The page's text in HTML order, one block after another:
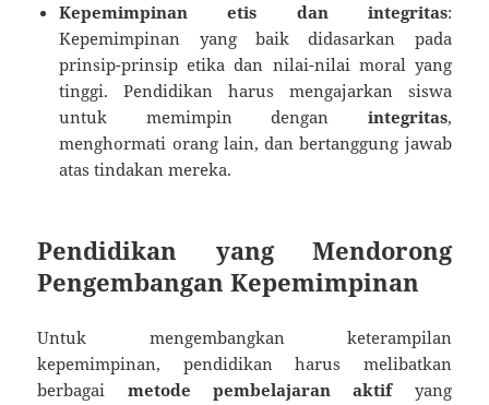
Kepemimpinan etis dan integritas:
Kepemimpinan yang baik didasarkan pada
prinsip-prinsip etika dan nilai-nilai moral yang
tinggi. Pendidikan harus mengajarkan siswa
untuk memimpin dengan integritas,
menghormati orang lain, dan bertanggung jawab
atas tindakan mereka.
Pendidikan yang Mendorong
Pengembangan Kepemimpinan
Untuk mengembangkan keterampilan
kepemimpinan, pendidikan harus melibatkan
berbagai metode pembelajaran aktifyang